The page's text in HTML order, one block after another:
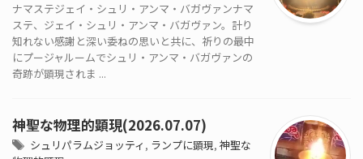
ナマステジェイ・シュリ・アンマ・バガヴァンナマ
ステ、ジェイ・シュリ・アンマ・バガヴァン。計り
知れない感謝と深い委ねの思いと共に、祈りの最中
にプージャルームでシュリ・アンマ・バガヴァンの
奇跡が顕現されま ...
神聖な物理的顕現(2026.07.07)
シュリパラムジョッティ , ランプに顕現, 神聖な